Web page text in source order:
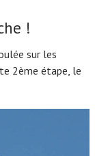
!
sur les
2ème étape, le